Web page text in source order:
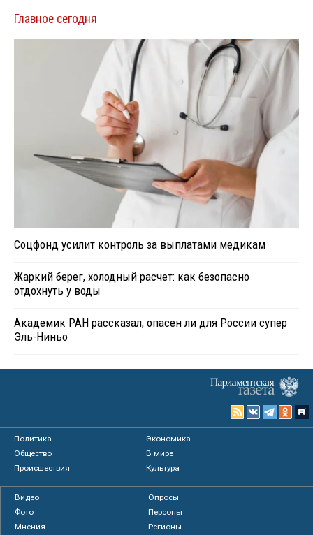
Главное сегодня
Соцфонд усилит контроль за выплатами медикам
Жаркий берег, холодный расчет: как безопасно
отдохнуть у воды
Академик РАН рассказал, опасен ли для России супер
Эль-Ниньо
Политика
Экономика
Общество
В мире
Происшествия
Культура
Видео
Опросы
Фото
Персоны
Мнения
Регионы